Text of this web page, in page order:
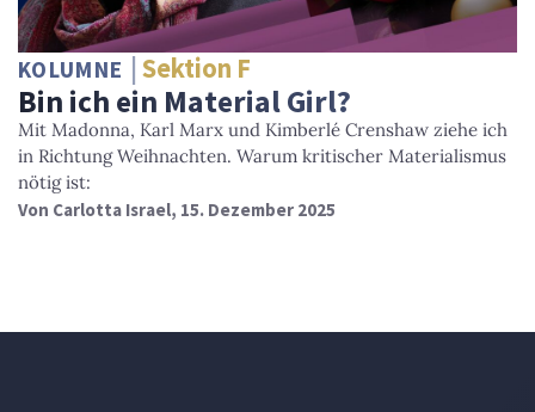
KOLUMNE Sektion F
Bin ich ein Material Girl?
Mit Madonna, Karl Marx und Kimberlé Crenshaw ziehe ich
in Richtung Weihnachten. Warum kritischer Materialismus
nötig ist:
Von Carlotta Israel, 15. Dezember 2025